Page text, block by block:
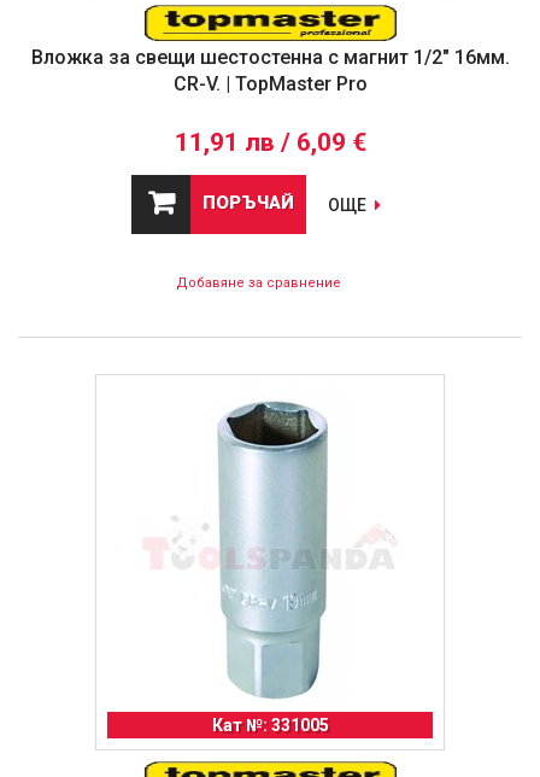
Вложка за свещи шестостенна с магнит 1/2" 16мм.
CR-V. | TopMaster Pro
11,91 лв / 6,09 €
ПОРЪЧАЙ ОЩЕ
Добавяне за сравнение
Кат №: 331005